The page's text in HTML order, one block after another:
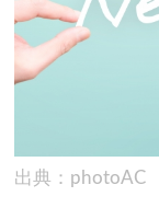
出典：photoAC